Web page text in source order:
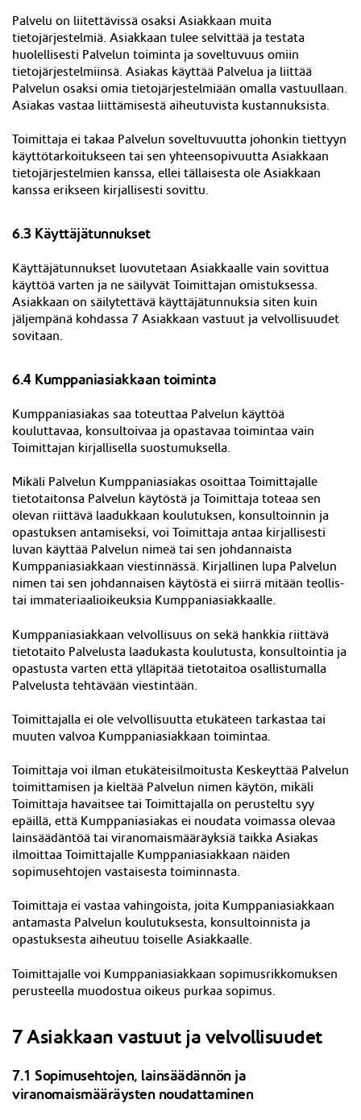
Palvelu on liitettävissä osaksi Asiakkaan muita
tietojärjestelmiä. Asiakkaan tulee selvittää ja testata
huolellisesti Palvelun toiminta ja soveltuvuus omiin
tietojärjestelmiinsä. Asiakas käyttää Palvelua ja liittää
Palvelun osaksi omia tietojärjestelmiään omalla vastuullaan.
Asiakas vastaa liittämisestä aiheutuvista kustannuksista.
Toimittaja ei takaa Palvelun soveltuvuutta johonkin tiettyyn
käyttötarkoitukseen tai sen yhteensopivuutta Asiakkaan
tietojärjestelmien kanssa, ellei tällaisesta ole Asiakkaan
kanssa erikseen kirjallisesti sovittu.
6.3 Käyttäjätunnukset
Käyttäjätunnukset luovutetaan Asiakkaalle vain sovittua
käyttöä varten ja ne säilyvät Toimittajan omistuksessa.
Asiakkaan on säilytettävä käyttäjätunnuksia siten kuin
jäljempänä kohdassa 7 Asiakkaan vastuut ja velvollisuudet
sovitaan.
6.4 Kumppaniasiakkaan toiminta
Kumppaniasiakas saa toteuttaa Palvelun käyttöä
kouluttavaa, konsultoivaa ja opastavaa toimintaa vain
Toimittajan kirjallisella suostumuksella.
Mikäli Palvelun Kumppaniasiakas osoittaa Toimittajalle
tietotaitonsa Palvelun käytöstä ja Toimittaja toteaa sen
olevan riittävä laadukkaan koulutuksen, konsultoinnin ja
opastuksen antamiseksi, voi Toimittaja antaa kirjallisesti
luvan käyttää Palvelun nimeä tai sen johdannaista
Kumppaniasiakkaan viestinnässä. Kirjallinen lupa Palvelun
nimen tai sen johdannaisen käytöstä ei siirrä mitään teollis-
tai immateriaalioikeuksia Kumppaniasiakkaalle.
Kumppaniasiakkaan velvollisuus on sekä hankkia riittävä
tietotaito Palvelusta laadukasta koulutusta, konsultointia ja
opastusta varten että ylläpitää tietotaitoa osallistumalla
Palvelusta tehtävään viestintään.
Toimittajalla ei ole velvollisuutta etukäteen tarkastaa tai
muuten valvoa Kumppaniasiakkaan toimintaa.
Toimittaja voi ilman etukäteisilmoitusta Keskeyttää Palvelun
toimittamisen ja kieltää Palvelun nimen käytön, mikäli
Toimittaja havaitsee tai Toimittajalla on perusteltu syy
epäillä, että Kumppaniasiakas ei noudata voimassa olevaa
lainsäädäntöä tai viranomaismääräyksiä taikka Asiakas
ilmoittaa Toimittajalle Kumppaniasiakkaan näiden
sopimusehtojen vastaisesta toiminnasta.
Toimittaja ei vastaa vahingoista, joita Kumppaniasiakkaan
antamasta Palvelun koulutuksesta, konsultoinnista ja
opastuksesta aiheutuu toiselle Asiakkaalle.
Toimittajalle voi Kumppaniasiakkaan sopimusrikkomuksen
perusteella muodostua oikeus purkaa sopimus.
7 Asiakkaan vastuut ja velvollisuudet
7.1 Sopimusehtojen, lainsäädännön ja
viranomaismääräysten noudattaminen